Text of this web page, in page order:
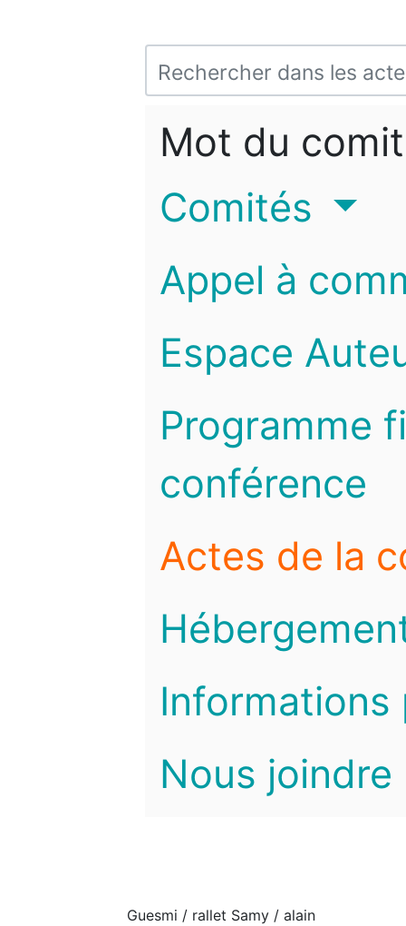
Mot du
Comités
Appel à
Espace
Programme
conférence
Actes de la
Informations
Nous joindre
Guesmi / rallet Samy / alain